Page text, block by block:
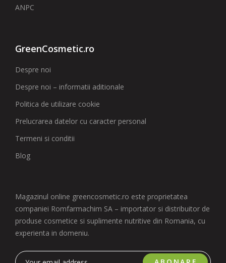
ANPC
GreenCosmetic.ro
Despre noi
Despre noi – informatii aditionale
Politica de utilizare cookie
Prelucrarea datelor cu caracter personal
Termeni si conditii
Blog
Magazinul online greencosmetic.ro este proprietatea
companiei Romfarmachim SA – importator si distribuitor de
produse cosmetice si suplimente nutritive din Romania, cu
experienta in domeniu.